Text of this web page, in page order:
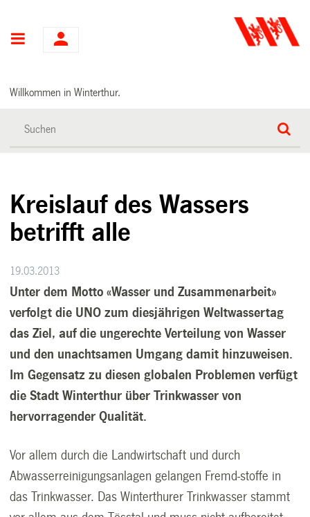
Hauptnavigation
Willkommen in Winterthur.
Kreislauf des Wassers
betrifft alle
19.03.2013
Unter dem Motto «Wasser und Zusammenarbeit»
verfolgt die UNO zum diesjährigen Weltwassertag
das Ziel, auf die ungerechte Verteilung von Wasser
und den unachtsamen Umgang damit hinzuweisen.
Im Gegensatz zu diesen globalen Problemen verfügt
die Stadt Winterthur über Trinkwasser von
hervorragender Qualität.
Vor allem durch die Landwirtschaft und durch
Abwasserreinigungsanlagen gelangen Fremd-stoffe in
das Trinkwasser. Das Winterthurer Trinkwasser stammt